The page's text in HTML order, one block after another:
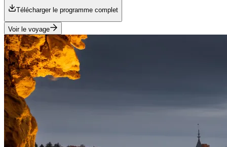
Télécharger le programme complet
Voir le voyage